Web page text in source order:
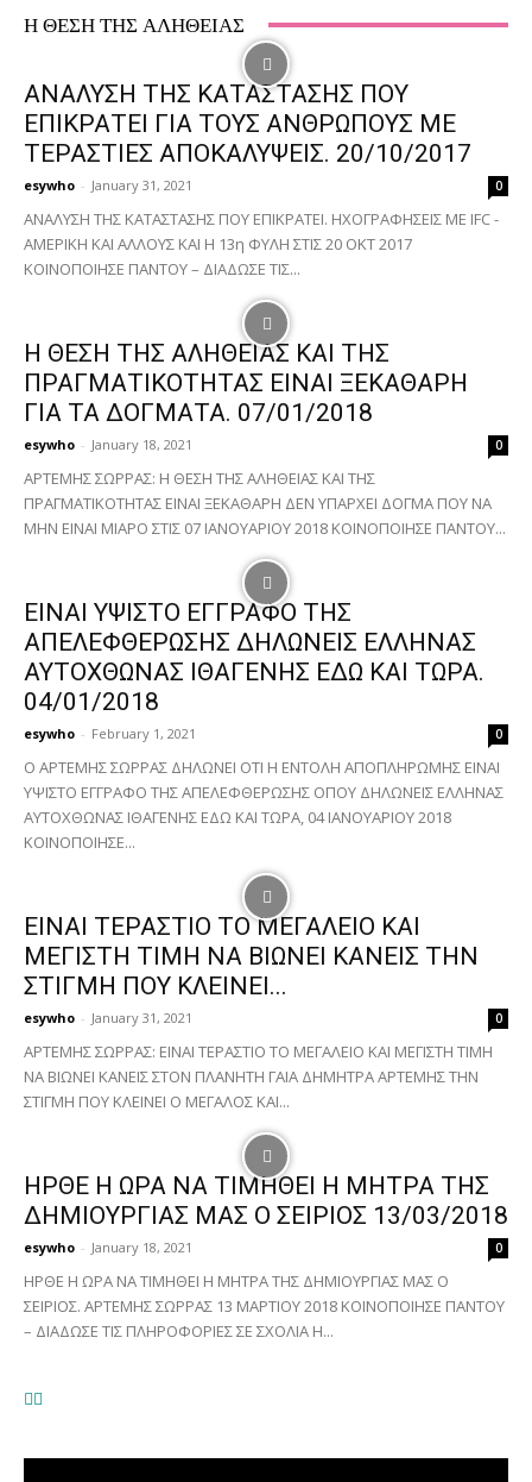
Η ΘΕΣΗ ΤΗΣ ΑΛΗΘΕΙΑΣ
ΑΝΑΛΥΣΗ ΤΗΣ ΚΑΤΑΣΤΑΣΗΣ ΠΟΥ
ΕΠΙΚΡΑΤΕΙ ΓΙΑ ΤΟΥΣ ΑΝΘΡΩΠΟΥΣ ΜΕ
ΤΕΡΑΣΤΙΕΣ ΑΠΟΚΑΛΥΨΕΙΣ. 20/10/2017
esywho - January 31, 2021 0
ΑΝΑΛΥΣΗ ΤΗΣ ΚΑΤΑΣΤΑΣΗΣ ΠΟΥ ΕΠΙΚΡΑΤΕΙ. ΗΧΟΓΡΑΦΗΣΕΙΣ ΜΕ IFC -
AMΕΡΙΚΗ ΚΑΙ ΑΛΛΟΥΣ ΚΑΙ Η 13η ΦΥΛΗ ΣΤΙΣ 20 ΟΚΤ 2017
ΚΟΙΝΟΠΟΙΗΣΕ ΠΑΝΤΟΥ – ΔΙΑΔΩΣΕ ΤΙΣ...
Η ΘΕΣΗ ΤΗΣ ΑΛΗΘΕΙΑΣ ΚΑΙ ΤΗΣ
ΠΡΑΓΜΑΤΙΚΟΤΗΤΑΣ ΕΙΝΑΙ ΞΕΚΑΘΑΡΗ
ΓΙΑ ΤΑ ΔΟΓΜΑΤΑ. 07/01/2018
esywho - January 18, 2021 0
ΑΡΤΕΜΗΣ ΣΩΡΡΑΣ: Η ΘΕΣΗ ΤΗΣ ΑΛΗΘΕΙΑΣ ΚΑΙ ΤΗΣ
ΠΡΑΓΜΑΤΙΚΟΤΗΤΑΣ ΕΙΝΑΙ ΞΕΚΑΘΑΡΗ ΔΕΝ ΥΠΑΡΧΕΙ ΔΟΓΜΑ ΠΟΥ ΝΑ
ΜΗΝ ΕΙΝΑΙ ΜΙΑΡΟ ΣΤΙΣ 07 ΙΑΝΟΥΑΡΙΟΥ 2018 ΚΟΙΝΟΠΟΙΗΣΕ ΠΑΝΤΟΥ...
ΕΙΝΑΙ ΥΨΙΣΤΟ ΕΓΓΡΑΦΟ ΤΗΣ
ΑΠΕΛΕΦΘΕΡΩΣΗΣ ΔΗΛΩΝΕΙΣ ΕΛΛΗΝΑΣ
ΑΥΤΟΧΘΩΝΑΣ ΙΘΑΓΕΝΗΣ ΕΔΩ ΚΑΙ ΤΩΡΑ.
04/01/2018
esywho - February 1, 2021 0
Ο ΑΡΤΕΜΗΣ ΣΩΡΡΑΣ ΔΗΛΩΝΕΙ ΟΤΙ Η ΕΝΤΟΛΗ ΑΠΟΠΛΗΡΩΜΗΣ ΕΙΝΑΙ
ΥΨΙΣΤΟ ΕΓΓΡΑΦΟ ΤΗΣ ΑΠΕΛΕΦΘΕΡΩΣΗΣ ΟΠΟΥ ΔΗΛΩΝΕΙΣ ΕΛΛΗΝΑΣ
ΑΥΤΟΧΘΩΝΑΣ ΙΘΑΓΕΝΗΣ ΕΔΩ ΚΑΙ ΤΩΡΑ, 04 ΙΑΝΟΥΑΡΙΟΥ 2018
ΚΟΙΝΟΠΟΙΗΣΕ...
ΕΙΝΑΙ ΤΕΡΑΣΤΙΟ ΤΟ ΜΕΓΑΛΕΙΟ ΚΑΙ
ΜΕΓΙΣΤΗ ΤΙΜΗ ΝΑ ΒΙΩΝΕΙ ΚΑΝΕΙΣ ΤΗΝ
ΣΤΙΓΜΗ ΠΟΥ ΚΛΕΙΝΕΙ...
esywho - January 31, 2021 0
ΑΡΤΕΜΗΣ ΣΩΡΡΑΣ: ΕΙΝΑΙ ΤΕΡΑΣΤΙΟ ΤΟ ΜΕΓΑΛΕΙΟ ΚΑΙ ΜΕΓΙΣΤΗ ΤΙΜΗ
ΝΑ ΒΙΩΝΕΙ ΚΑΝΕΙΣ ΣΤΟΝ ΠΛΑΝΗΤΗ ΓΑΙΑ ΔΗΜΗΤΡΑ ΑΡΤΕΜΗΣ ΤΗΝ
ΣΤΙΓΜΗ ΠΟΥ ΚΛΕΙΝΕΙ Ο ΜΕΓΑΛΟΣ ΚΑΙ...
ΗΡΘΕ Η ΩΡΑ ΝΑ ΤΙΜΗΘΕΙ Η ΜΗΤΡΑ ΤΗΣ
ΔΗΜΙΟΥΡΓΙΑΣ ΜΑΣ Ο ΣΕΙΡΙΟΣ 13/03/2018
esywho - January 18, 2021 0
ΗΡΘΕ Η ΩΡΑ ΝΑ ΤΙΜΗΘΕΙ Η ΜΗΤΡΑ ΤΗΣ ΔΗΜΙΟΥΡΓΙΑΣ ΜΑΣ Ο
ΣΕΙΡΙΟΣ. ΑΡΤΕΜΗΣ ΣΩΡΡΑΣ 13 ΜΑΡΤΙΟΥ 2018 ΚΟΙΝΟΠΟΙΗΣΕ ΠΑΝΤΟΥ
– ΔΙΑΔΩΣΕ ΤΙΣ ΠΛΗΡΟΦΟΡΙΕΣ ΣΕ ΣΧΟΛΙΑ H...